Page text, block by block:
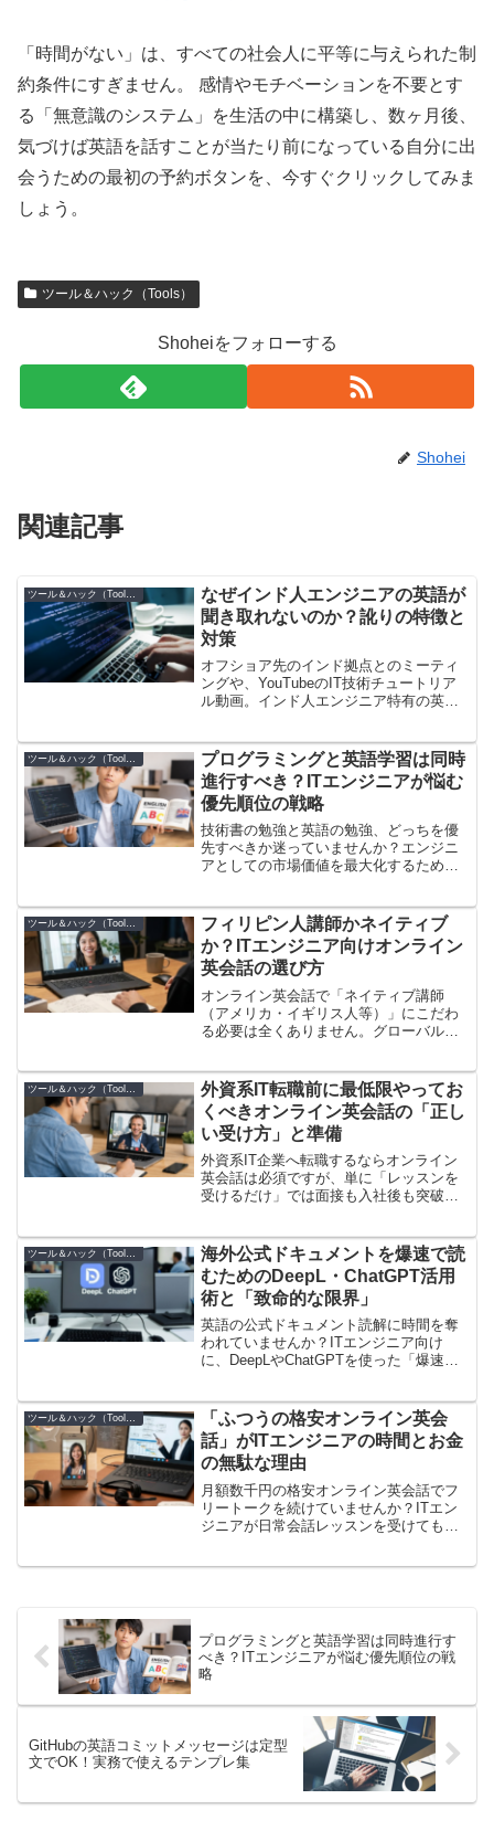
「時間がない」は、すべての社会人に平等に与えられた制
約条件にすぎません。 感情やモチベーションを不要とす
る「無意識のシステム」を生活の中に構築し、数ヶ月後、
気づけば英語を話すことが当たり前になっている自分に出
会うための最初の予約ボタンを、今すぐクリックしてみま
しょう。
ツール＆ハック（Tools）
Shoheiをフォローする
Shohei
関連記事
なぜインド人エンジニアの英語が
聞き取れないのか？訛りの特徴と
対策
オフショア先のインド拠点とのミーティ
ングや、YouTubeのIT技術チュートリア
ル動画。インド人エンジニア特有の英語
けの対策です。
プログラミングと英語学習は同時
進行すべき？ITエンジニアが悩む
優先順位の戦略
技術書の勉強と英語の勉強、どっちを優
先すべきか迷っていませんか？エンジニ
アとしての市場価値を最大化するための
学習戦略を丁寧に解説します。
ツール＆ハック（Tools）
フィリピン人講師かネイティブ
か？ITエンジニア向けオンライン
英会話の選び方
オンライン英会話で「ネイティブ講師
（アメリカ・イギリス人等）」にこだわ
る必要は全くありません。グローバルな
説します。
外資系IT転職前に最低限やってお
くべきオンライン英会話の「正し
い受け方」と準備
外資系IT企業へ転職するならオンライン
英会話は必須ですが、単に「レッスンを
受けるだけ」では面接も入社後も突破で
活用術を丁寧に解説します。
海外公式ドキュメントを爆速で読
むためのDeepL・ChatGPT活用
術と「致命的な限界」
英語の公式ドキュメント読解に時間を奪
われていませんか？ITエンジニア向け
に、DeepLやChatGPTを使った「爆速ド
を解説。機械翻訳と自力読解の黄金比を
知り、開発スピードを劇的に上げる方法
を紹介します。
ツール＆ハック（Tools）
「ふつうの格安オンライン英会
話」がITエンジニアの時間とお金
の無駄な理由
月額数千円の格安オンライン英会話でフ
リートークを続けていませんか？ITエン
ジニアが日常会話レッスンを受けても実
プログラミングと英語学習は同時進行す
べき？ITエンジニアが悩む優先順位の戦
略
GitHubの英語コミットメッセージは定型
文でOK！実務で使えるテンプレ集